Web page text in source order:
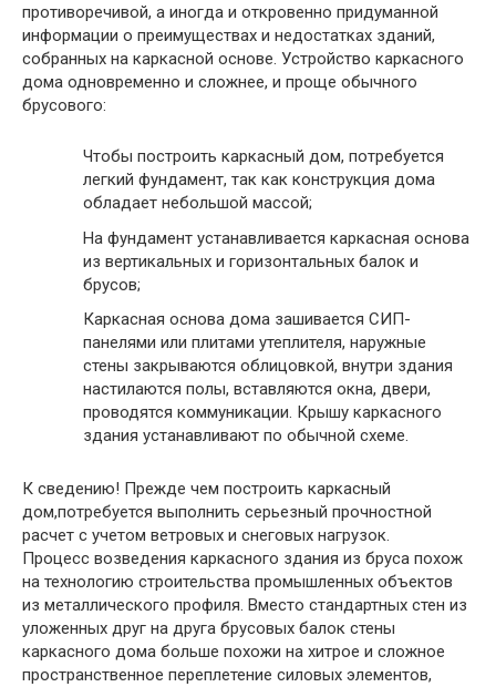
противоречивой, а иногда и откровенно придуманной
информации о преимуществах и недостатках зданий,
собранных на каркасной основе. Устройство каркасного
дома одновременно и сложнее, и проще обычного
брусового:
Чтобы построить каркасный дом, потребуется
легкий фундамент, так как конструкция дома
обладает небольшой массой;
На фундамент устанавливается каркасная основа
из вертикальных и горизонтальных балок и
брусов;
Каркасная основа дома зашивается СИП-
панелями или плитами утеплителя, наружные
стены закрываются облицовкой, внутри здания
настилаются полы, вставляются окна, двери,
проводятся коммуникации. Крышу каркасного
здания устанавливают по обычной схеме.
К сведению! Прежде чем построить каркасный
дом,потребуется выполнить серьезный прочностной
расчет с учетом ветровых и снеговых нагрузок.
Процесс возведения каркасного здания из бруса похож
на технологию строительства промышленных объектов
из металлического профиля. Вместо стандартных стен из
уложенных друг на друга брусовых балок стены
каркасного дома больше похожи на хитрое и сложное
пространственное переплетение силовых элементов,